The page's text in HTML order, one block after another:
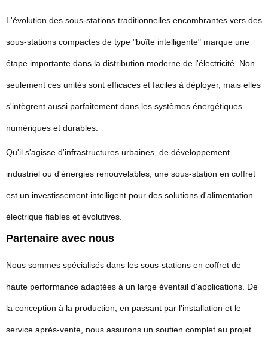
L'évolution des sous-stations traditionnelles encombrantes vers des
sous-stations compactes de type "boîte intelligente" marque une
étape importante dans la distribution moderne de l'électricité. Non
seulement ces unités sont efficaces et faciles à déployer, mais elles
s'intègrent aussi parfaitement dans les systèmes énergétiques
numériques et durables.
Qu'il s'agisse d'infrastructures urbaines, de développement
industriel ou d'énergies renouvelables, une sous-station en coffret
est un investissement intelligent pour des solutions d'alimentation
électrique fiables et évolutives.
Partenaire avec nous
Nous sommes spécialisés dans les sous-stations en coffret de
haute performance adaptées à un large éventail d'applications. De
la conception à la production, en passant par l'installation et le
service après-vente, nous assurons un soutien complet au projet.